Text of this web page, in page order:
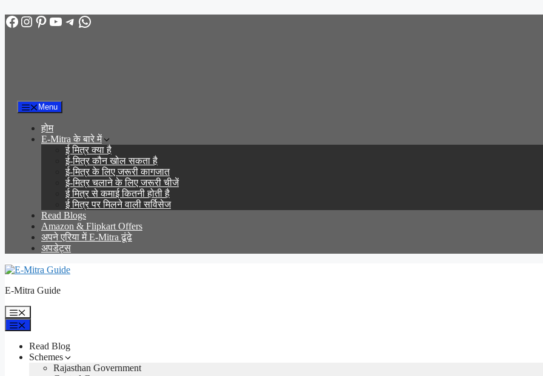
Skip
to
Facebook
Instagram
Pinterest
YouTube
Telegram
WhatsApp
Menu
होम
E-Mitra के बारे में
ई मित्र क्या है
ई-मित्र कौन खोल सकता है
ई-मित्र के लिए जरूरी कागजात
ई-मित्र चलाने के लिए जरूरी चीजें
ई मित्र से कमाई कितनी होती है
ई मित्र पर मिलने वाली सर्विसेज
Read Blogs
Amazon & Flipkart Offers
अपने एरिया में E-Mitra ढूंढे
अपडेट्स
E-Mitra Guide
Menu
Menu
Read Blog
Schemes
Rajasthan Government